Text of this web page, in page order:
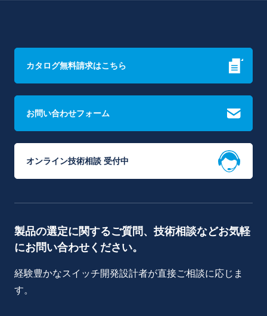
カタログ無料請求はこちら
お問い合わせフォーム
オンライン技術相談 受付中
製品の選定に関するご質問、技術相談などお気軽
にお問い合わせください。
経験豊かなスイッチ開発設計者が直接ご相談に応じま
す。